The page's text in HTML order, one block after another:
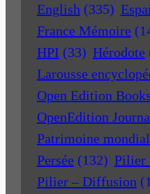
English (335)
France Mémoire
HPI (33) Hérodote
Larousse
Open Edition Books
OpenEdition
Patrimoine
Persée (132) Pilier
Pilier – Diffusion